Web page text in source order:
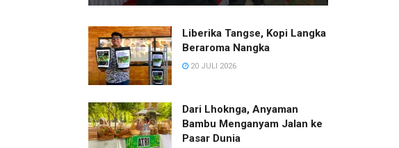
Liberika Tangse, Kopi Langka
Beraroma Nangka
20 JULI 2026
Dari Lhoknga, Anyaman
Bambu Menganyam Jalan ke
Pasar Dunia